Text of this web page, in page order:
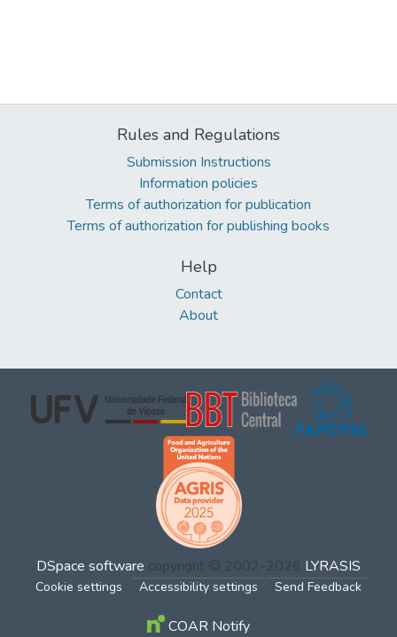
Rules and Regulations
Submission Instructions
Information policies
Terms of authorization for publication
Terms of authorization for publishing books
Help
Contact
About
DSpace software copyright © 2002-2026 LYRASIS
Cookie settings Accessibility settings Send Feedback
COAR Notify